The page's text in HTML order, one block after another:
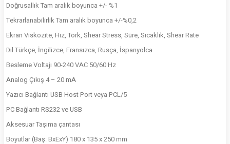
Doğrusallık Tam aralık boyunca +/- %1
Tekrarlanabilirlik Tam aralık boyunca +/-%0,2
Ekran Viskozite, Hız, Tork, Shear Stress, Süre, Sıcaklık, Shear Rate
Dil Türkçe, İngilizce, Fransızca, Rusça, İspanyolca
Besleme Voltajı 90-240 VAC 50/60 Hz
Analog Çıkış 4 – 20 mA
Yazıcı Bağlantı USB Host Port veya PCL/5
PC Bağlantı RS232 ve USB
Aksesuar Taşıma çantası
Boyutlar (Baş: BxExY) 180 x 135 x 250 mm